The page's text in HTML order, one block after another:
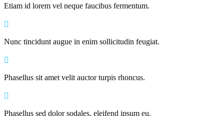
Etiam id lorem vel neque faucibus fermentum.
Nunc tincidunt augue in enim sollicitudin feugiat.
Phasellus sit amet velit auctor turpis rhoncus.
Phasellus sed dolor sodales, eleifend ipsum eu.